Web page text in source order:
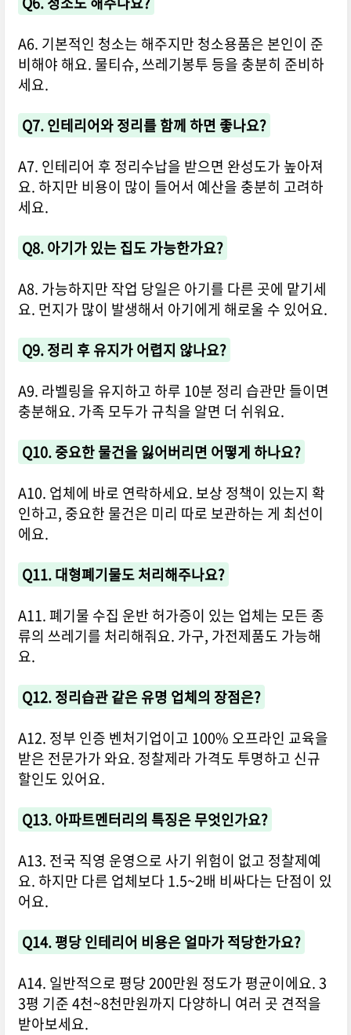
A6. 기본적인 청소는 해주지만 청소용품은 본인이 준
비해야 해요. 물티슈, 쓰레기봉투 등을 충분히 준비하
세요.
Q7. 인테리어와 정리를 함께 하면 좋나요?
A7. 인테리어 후 정리수납을 받으면 완성도가 높아져
요. 하지만 비용이 많이 들어서 예산을 충분히 고려하
세요.
Q8. 아기가 있는 집도 가능한가요?
A8. 가능하지만 작업 당일은 아기를 다른 곳에 맡기세
요. 먼지가 많이 발생해서 아기에게 해로울 수 있어요.
Q9. 정리 후 유지가 어렵지 않나요?
A9. 라벨링을 유지하고 하루 10분 정리 습관만 들이면
충분해요. 가족 모두가 규칙을 알면 더 쉬워요.
Q10. 중요한 물건을 잃어버리면 어떻게 하나요?
A10. 업체에 바로 연락하세요. 보상 정책이 있는지 확
인하고, 중요한 물건은 미리 따로 보관하는 게 최선이
에요.
Q11. 대형폐기물도 처리해주나요?
A11. 폐기물 수집 운반 허가증이 있는 업체는 모든 종
류의 쓰레기를 처리해줘요. 가구, 가전제품도 가능해
요.
Q12. 정리습관 같은 유명 업체의 장점은?
A12. 정부 인증 벤처기업이고 100% 오프라인 교육을
받은 전문가가 와요. 정찰제라 가격도 투명하고 신규
할인도 있어요.
Q13. 아파트멘터리의 특징은 무엇인가요?
A13. 전국 직영 운영으로 사기 위험이 없고 정찰제예
요. 하지만 다른 업체보다 1.5~2배 비싸다는 단점이 있
어요.
Q14. 평당 인테리어 비용은 얼마가 적당한가요?
A14. 일반적으로 평당 200만원 정도가 평균이에요. 3
3평 기준 4천~8천만원까지 다양하니 여러 곳 견적을
받아보세요.